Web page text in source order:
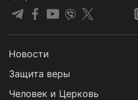
Новости
Защита веры
Человек и Церковь